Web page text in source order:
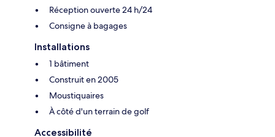
Réception ouverte 24 h/24
Consigne à bagages
Installations
1 bâtiment
Construit en 2005
Moustiquaires
À côté d'un terrain de golf
Accessibilité